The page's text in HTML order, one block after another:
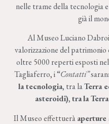
nelle trame della tecnologia
già il
Al Museo Luciano
valorizzazione del
oltre 5000 reperti esposti
Tagliaferro, i “Contatti”
la tecnologia, tra laTerra
asteroidi),trala
Il Museo effettuerà